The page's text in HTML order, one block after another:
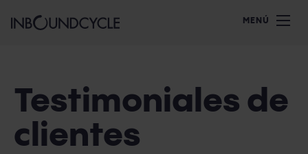
MENÚ
Testimoniales de
clientes